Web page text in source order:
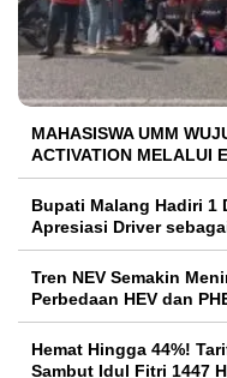
MAHASISWA UMM
ACTIVATION MELALUI
Bupati Malang Hadiri 1
Apresiasi Driver
Tren NEV Semakin
Perbedaan HEV dan
Hemat Hingga 44%!
Sambut Idul Fitri 1447 H